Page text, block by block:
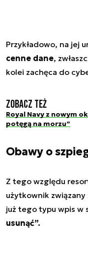
Przykładowo, na jej
cenne dane,
kolei zachęca do
Zobacz też
Royal Navy z nowym
potęgą na morzu”
Obawy o
Z tego względu
użytkownik związany
już tego typu wpis w
usunąć”.